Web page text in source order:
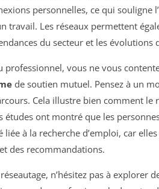
personnelles, ce qui souligne
travail. Les réseaux permettent
du secteur et les évolutions
professionnel, vous ne vous
de soutien mutuel. Pensez à un
Cela illustre bien comment le
études ont montré que les
à la recherche d’emploi, car
des recommandations.
n’hésitez pas à explorer